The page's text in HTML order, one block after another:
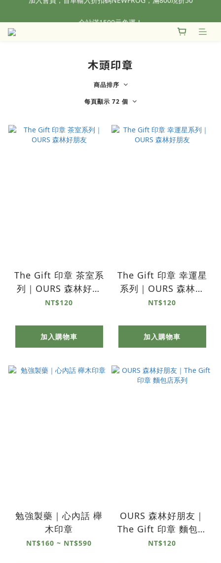
加入會員，首單輸入折扣碼NEWFROG，滿800現折50
木頭印章
商品排序
每頁顯示 72 個
The Gift 印章 茶室系
列｜OURS 森林好朋
友
NT$120
加入購物車
The Gift 印章 幸運星
系列｜OURS 森林好
朋友
NT$120
加入購物車
勉強製藥｜心內話 櫸
木印章
NT$160 ~ NT$590
OURS 森林好朋友｜
The Gift 印章 麵包店
系列
NT$120